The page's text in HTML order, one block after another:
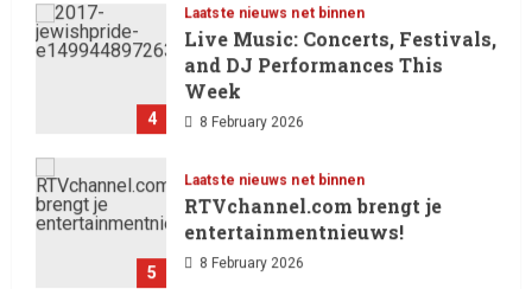
4
Laatste nieuws net binnen
Live Music: Concerts, Festivals,
and DJ Performances This
Week
8 February 2026
5
Laatste nieuws net binnen
RTVchannel.com brengt je
entertainmentnieuws!
8 February 2026